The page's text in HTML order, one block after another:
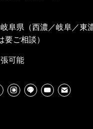
阜県（西濃／岐阜／東
ご相談）
可能